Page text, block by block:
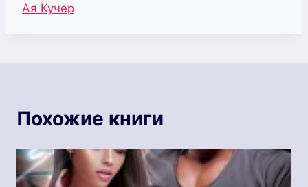
Метки
Ая Кучер
Похожие книги